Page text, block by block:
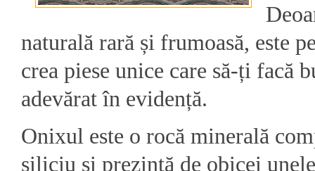
naturală rară și frumoasă, este
crea piese unice care să-ți facă
adevărat în evidență.
Onixul este o rocă minerală
siliciu și prezintă de obicei